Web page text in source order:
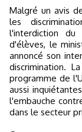
Malgré un avis
les
l'interdiction du
d'élèves, le
annoncé son
discrimination.
programme de
aussi
l'embauche
dans le secteur